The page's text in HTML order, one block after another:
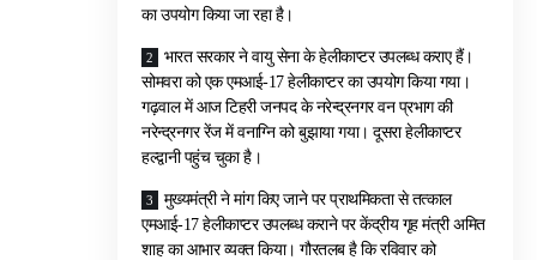
का उपयोग किया जा रहा है।
भारत सरकार ने वायु सेना के हेलीकाप्टर उपलब्ध कराए हैं।
सोमवरा को एक एमआई-17 हेलीकाप्टर का उपयोग किया गया।
गढ़वाल में आज टिहरी जनपद के नरेन्द्रनगर वन प्रभाग की
नरेन्द्रनगर रेंज में वनाग्नि को बुझाया गया। दूसरा हेलीकाप्टर
हल्द्वानी पहुंच चुका है।
मुख्यमंत्री ने मांग किए जाने पर प्राथमिकता से तत्काल
एमआई-17 हेलीकाप्टर उपलब्ध कराने पर केंद्रीय गृह मंत्री अमित
शाह का आभार व्यक्त किया। गौरतलब है कि रविवार को